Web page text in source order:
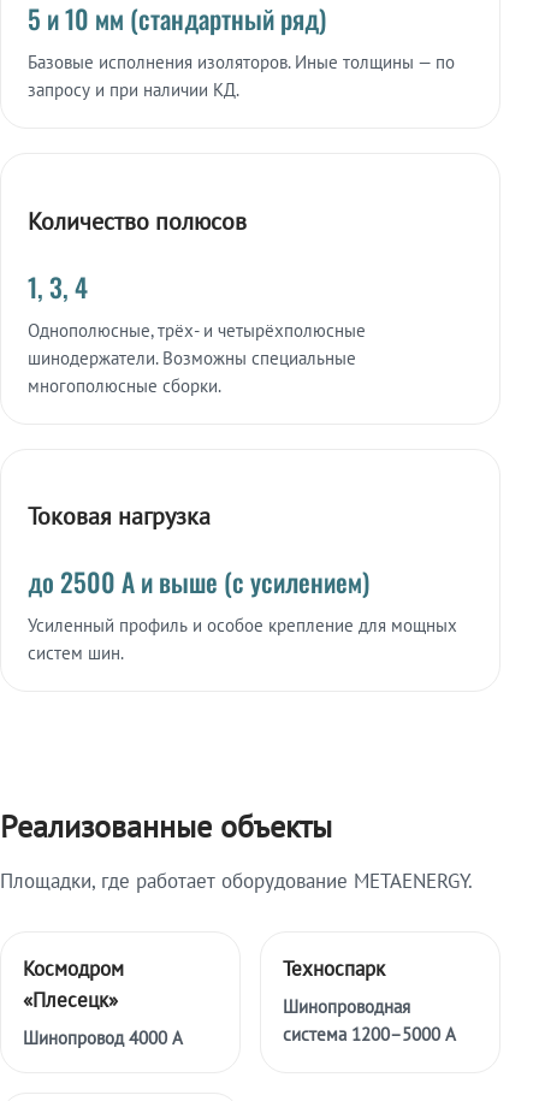
5 и 10 мм (стандартный ряд)
Базовые исполнения изоляторов. Иные толщины — по
запросу и при наличии КД.
Количество полюсов
1, 3, 4
Однополюсные, трёх- и четырёхполюсные
шинодержатели. Возможны специальные
многополюсные сборки.
Токовая нагрузка
до 2500 А и выше (с усилением)
Усиленный профиль и особое крепление для мощных
систем шин.
Реализованные объекты
Площадки, где работает оборудование METAENERGY.
Космодром
«Плесецк»
Шинопровод 4000 А
Техноспарк
Шинопроводная
система 1200–5000 А